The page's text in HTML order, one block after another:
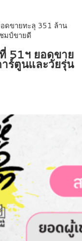
อมเมืองหาดใหญ่
ห้สอดคล้องภาระงาน
อขายในกรอบ
ฐกิจใหม่ของไทย เดิน
นไทยโตเต็มศักยภาพ
สตมป์เมา” ยาเสพติด
ระวัง หลังยึดล็อตใหญ่
ดขายทะลุ 351 ล้าน
มป์ขายดี
51ฯ ยอดขาย
ร์ตูนและวัยรุ่น